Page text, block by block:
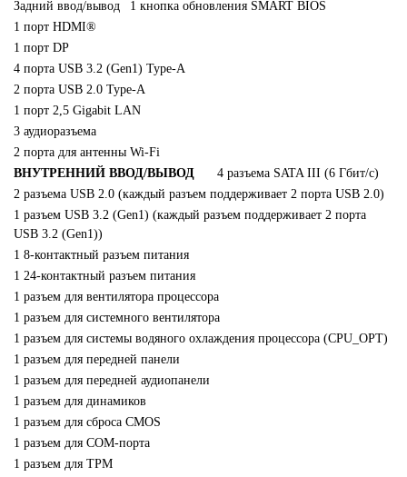
Задний ввод/вывод
1 кнопка обновления SMART BIOS
1 порт HDMI®
1 порт DP
4 порта USB 3.2 (Gen1) Type-A
2 порта USB 2.0 Type-A
1 порт 2,5 Gigabit LAN
3 аудиоразъема
2 порта для антенны Wi-Fi
ВНУТРЕННИЙ ВВОД/ВЫВОД
4 разъема SATA III (6 Гбит/с)
2 разъема USB 2.0 (каждый разъем поддерживает 2 порта USB 2.0)
1 разъем USB 3.2 (Gen1) (каждый разъем поддерживает 2 порта
USB 3.2 (Gen1))
1 8-контактный разъем питания
1 24-контактный разъем питания
1 разъем для вентилятора процессора
1 разъем для системного вентилятора
1 разъем для системы водяного охлаждения процессора (CPU_OPT)
1 разъем для передней панели
1 разъем для передней аудиопанели
1 разъем для динамиков
1 разъем для сброса CMOS
1 разъем для COM-порта
1 разъем для TPM